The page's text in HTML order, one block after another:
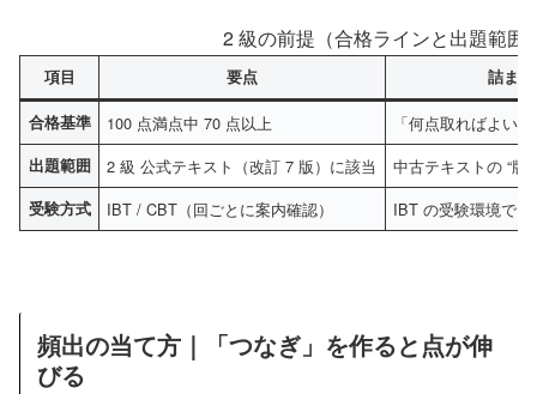
2 級の前提（合格ラインと出題範囲
項目 要点 詰ま
合格基準 100 点満点中 70 点以上 「何点取ればよい
出題範囲 2 級 公式テキスト（改訂 7 版）に該当 中古テキストの “版
受験方式 IBT / CBT（回ごとに案内確認） IBT の受験環境で
頻出の当て方｜「つなぎ」を作ると点が伸
びる